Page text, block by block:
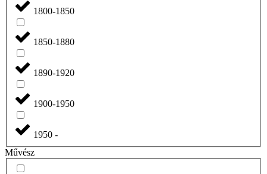
1800-1850
1850-1880
1890-1920
1900-1950
1950 -
Művész